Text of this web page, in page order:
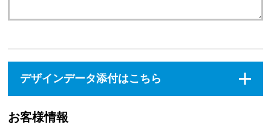
デザインデータ添付はこちら
お客様情報